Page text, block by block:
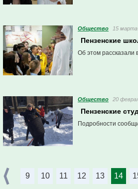
Общество 15 марта
Пензенские
Об этом рассказали
Общество 20
Пензенские
Подробности
9 10 11 12 13 14